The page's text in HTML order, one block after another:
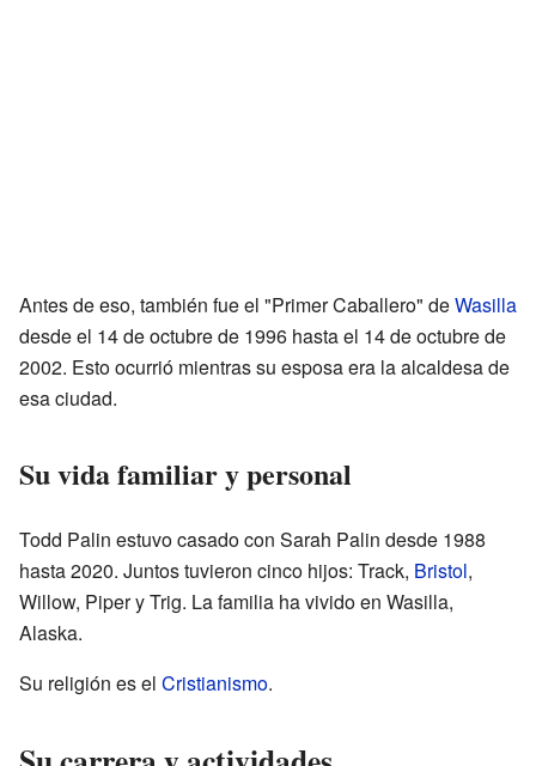
Antes de eso, también fue el "Primer Caballero" deWasilla
desde el 14 de octubre de 1996 hasta el 14 de octubre de
2002. Esto ocurrió mientras su esposa era la alcaldesa de
esa ciudad.
Su vida familiar y personal
Todd Palin estuvo casado con Sarah Palin desde 1988
hasta 2020. Juntos tuvieron cinco hijos: Track, Bristol,
Willow, Piper y Trig. La familia ha vivido en Wasilla,
Alaska.
Su religión es el Cristianismo.